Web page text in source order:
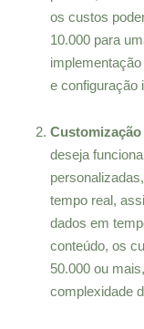
os custos
10.000 para
e configuração
deseja
tempo real,
dados em
conteúdo, os
50.000 ou
complexidade